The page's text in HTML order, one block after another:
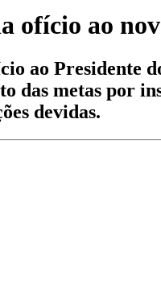
ofício ao
ao Presidente
das metas por
devidas.